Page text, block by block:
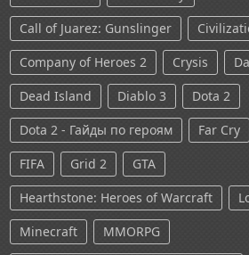
Call of Juarez: Gunslinger
Company of Heroes 2
Crysis
Dead Island
Diablo 3
Dota 2
Dota 2 - Гайды по героям
Far Cry
FIFA
Grid 2
GTA
Hearthstone: Heroes of Warcraft
Minecraft
MMORPG